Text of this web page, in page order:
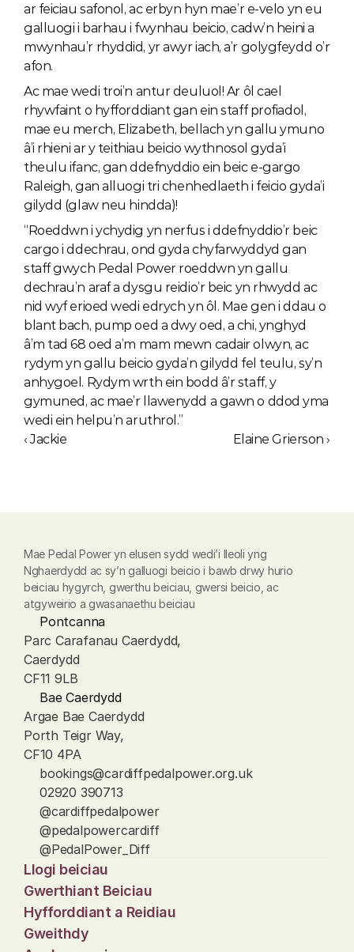
ar feiciau safonol, ac erbyn hyn mae’r e-velo yn eu
galluogi i barhau i fwynhau beicio, cadw’n heini a
mwynhau’r rhyddid, yr awyr iach, a’r golygfeydd o’r
afon.
Ac mae wedi troi’n antur deuluol! Ar ôl cael
rhywfaint o hyfforddiant gan ein staff profiadol,
mae eu merch, Elizabeth, bellach yn gallu ymuno
â’i rhieni ar y teithiau beicio wythnosol gyda’i
theulu ifanc, gan ddefnyddio ein beic e-gargo
Raleigh, gan alluogi tri chenhedlaeth i feicio gyda’i
gilydd (glaw neu hindda)!
“Roeddwn i ychydig yn nerfus i ddefnyddio’r beic
cargo i ddechrau, ond gyda chyfarwyddyd gan
staff gwych Pedal Power roeddwn yn gallu
dechrau’n araf a dysgu reidio’r beic yn rhwydd ac
nid wyf erioed wedi edrych yn ôl. Mae gen i ddau o
blant bach, pump oed a dwy oed, a chi, ynghyd
â’m tad 68 oed a’m mam mewn cadair olwyn, ac
rydym yn gallu beicio gyda’n gilydd fel teulu, sy’n
anhygoel. Rydym wrth ein bodd â’r staff, y
gymuned, ac mae’r llawenydd a gawn o ddod yma
wedi ein helpu’n aruthrol.”
‹ Jackie
Elaine Grierson ›
Mae Pedal Power yn elusen sydd wedi’i lleoli yng
Nghaerdydd ac sy’n galluogi beicio i bawb drwy hurio
beiciau hygyrch, gwerthu beiciau, gwersi beicio, ac
atgyweirio a gwasanaethu beiciau
Pontcanna
Parc Carafanau Caerdydd,
Caerdydd
CF11 9LB
Bae Caerdydd
Argae Bae Caerdydd
Porth Teigr Way,
CF10 4PA
bookings@cardiffpedalpower.org.uk
02920 390713
@cardiffpedalpower
@pedalpowercardiff
@PedalPower_Diff
Llogi beiciau
Gwerthiant Beiciau
Hyfforddiant a Reidiau
Gweithdy